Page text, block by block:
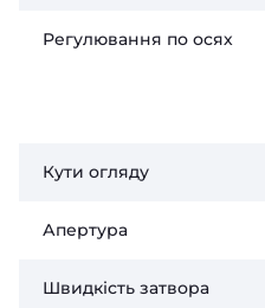
Регулювання по осях
Кути огляду
Апертура
Швидкість затвора